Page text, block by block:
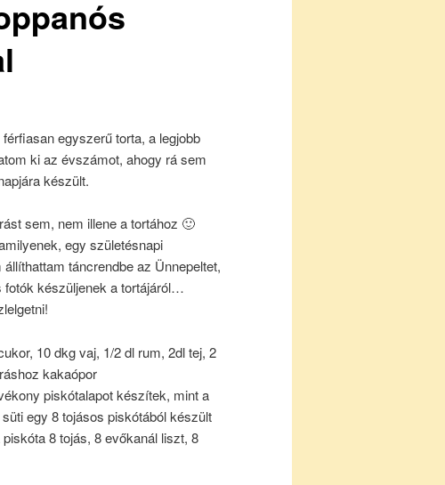
egyszerű torta, a legjobb
ki az évszámot, ahogy rá sem
készült.
sem, nem illene a tortához 🙂
egy születésnapi
táncrendbe az Ünnepeltet,
fotók készüljenek a tortájáról…
10 dkg vaj, 1/2 dl rum, 2dl tej, 2
kakaópor
piskótalapot készítek, mint a
egy 8 tojásos piskótából készült
8 tojás, 8 evőkanál liszt, 8